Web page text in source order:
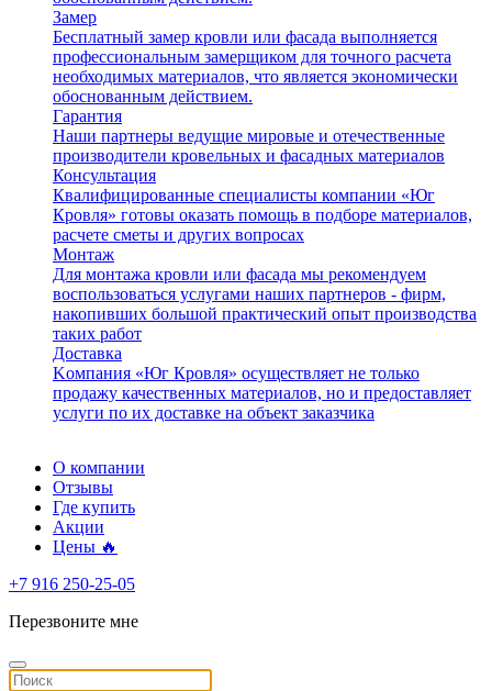
Замер
Бесплатный замер кровли или фасада выполняется
профессиональным замерщиком для точного расчета
необходимых материалов, что является экономически
обоснованным действием.
Гарантия
Наши партнеры ведущие мировые и отечественные
производители кровельных и фасадных материалов
Консультация
Квалифицированные специалисты компании «Юг
Кровля» готовы оказать помощь в подборе материалов,
расчете сметы и других вопросах
Монтаж
Для монтажа кровли или фасада мы рекомендуем
воспользоваться услугами наших партнеров - фирм,
накопивших большой практический опыт производства
таких работ
Доставка
Kомпания «Юг Кровля» осуществляет не только
продажу качественных материалов, но и предоставляет
услуги по их доставке на объект заказчика
О компании
Отзывы
Где купить
Акции
Цены 🔥
+7 916 250-25-05
Перезвоните мне